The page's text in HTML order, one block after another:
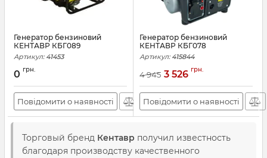
Генератор бензиновий
КЕНТАВР КБГ089
Артикул: 41453
0 грн.
Повідомити о наявності
Генератор бензиновий
КЕНТАВР КБГ078
Артикул: 415844
4 945 3 526 грн.
Повідомити о наявності
Торговый бренд Кентавр получил известность
благодаря производству качественного